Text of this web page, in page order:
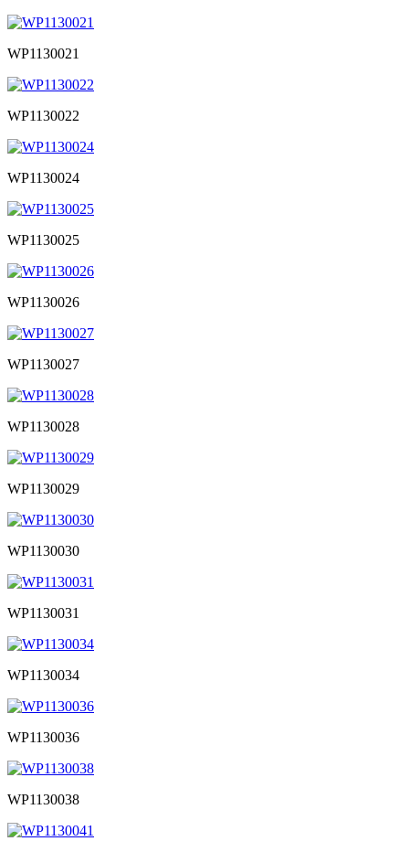
WP1130021
WP1130022
WP1130024
WP1130025
WP1130026
WP1130027
WP1130028
WP1130029
WP1130030
WP1130031
WP1130034
WP1130036
WP1130038